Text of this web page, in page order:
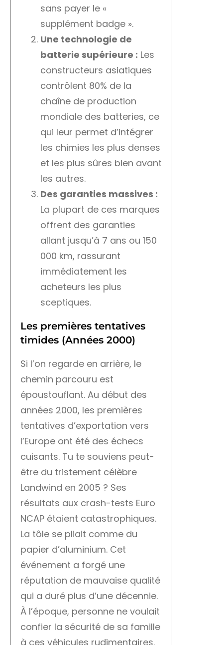
sans payer le «
supplément badge ».
Une technologie de
batterie supérieure : Les
constructeurs asiatiques
contrôlent 80% de la
chaîne de production
mondiale des batteries, ce
qui leur permet d’intégrer
les chimies les plus denses
et les plus sûres bien avant
les autres.
Des garanties massives :
La plupart de ces marques
offrent des garanties
allant jusqu’à 7 ans ou 150
000 km, rassurant
immédiatement les
acheteurs les plus
sceptiques.
Les premières tentatives
timides (Années 2000)
Si l’on regarde en arrière, le
chemin parcouru est
époustouflant. Au début des
années 2000, les premières
tentatives d’exportation vers
l’Europe ont été des échecs
cuisants. Tu te souviens peut-
être du tristement célèbre
Landwind en 2005 ? Ses
résultats aux crash-tests Euro
NCAP étaient catastrophiques.
La tôle se pliait comme du
papier d’aluminium. Cet
événement a forgé une
réputation de mauvaise qualité
qui a duré plus d’une décennie.
À l’époque, personne ne voulait
confier la sécurité de sa famille
à ces véhicules rudimentaires.